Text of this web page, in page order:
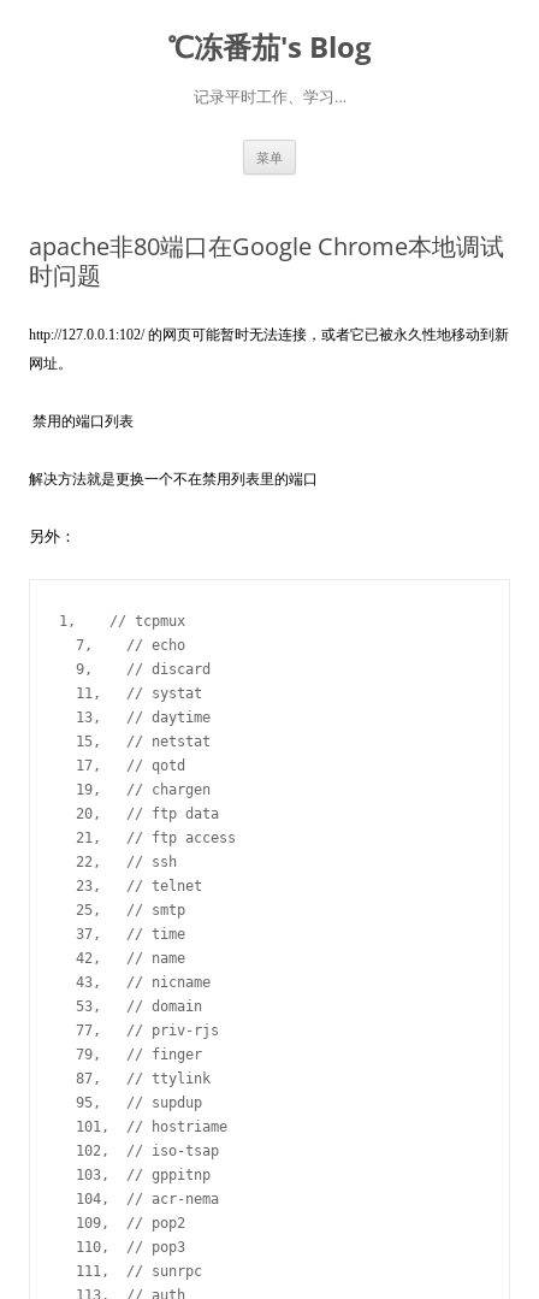
℃冻番茄's Blog
记录平时工作、学习…
菜单
apache非80端口在Google Chrome本地调试
时问题
http://127.0.0.1:102/ 的网页可能暂时无法连接，或者它已被永久性地移动到新
网址。
禁用的端口列表
解决方法就是更换一个不在禁用列表里的端口
另外：
1,    // tcpmux
  7,    // echo
  9,    // discard
  11,   // systat
  13,   // daytime
  15,   // netstat
  17,   // qotd
  19,   // chargen
  20,   // ftp data
  21,   // ftp access
  22,   // ssh
  23,   // telnet
  25,   // smtp
  37,   // time
  42,   // name
  43,   // nicname
  53,   // domain
  77,   // priv-rjs
  79,   // finger
  87,   // ttylink
  95,   // supdup
  101,  // hostriame
  102,  // iso-tsap
  103,  // gppitnp
  104,  // acr-nema
  109,  // pop2
  110,  // pop3
  111,  // sunrpc
  113,  // auth